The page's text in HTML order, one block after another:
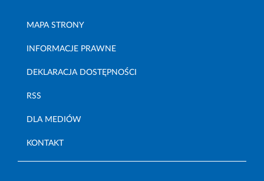
MAPA STRONY
INFORMACJE PRAWNE
DEKLARACJA DOSTĘPNOŚCI
RSS
DLA MEDIÓW
KONTAKT